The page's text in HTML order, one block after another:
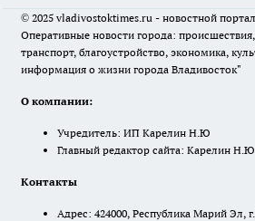
© 2025 vladivostoktimes.ru - новостной
Оперативные новости города:
транспорт, благоустройство, экономика,
информация о жизни города Владивосток"
О компании:
Учредитель: ИП Карелин Н.Ю
Главный редактор сайта: Карелин
Контакты
Адрес: 424000, Республика Марий Эл,